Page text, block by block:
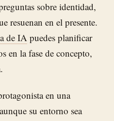
sobre identidad,
resuenan en el presente.
de IA puedes planificar
en la fase de concepto,
en una
su entorno sea